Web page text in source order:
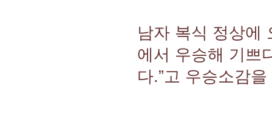
남자 복식 정상에
에서 우승해 기쁘
다.”고 우승소감